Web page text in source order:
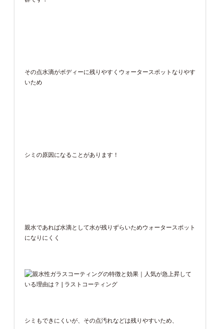
その点水滴がボディーに残りやすくウォータースポットなりやす
いため
シミの原因になることがあります！
親水であれば水滴として水が残りずらいためウォータースポット
になりにくく
シミもできにくいが、その点汚れなどは残りやすいため、